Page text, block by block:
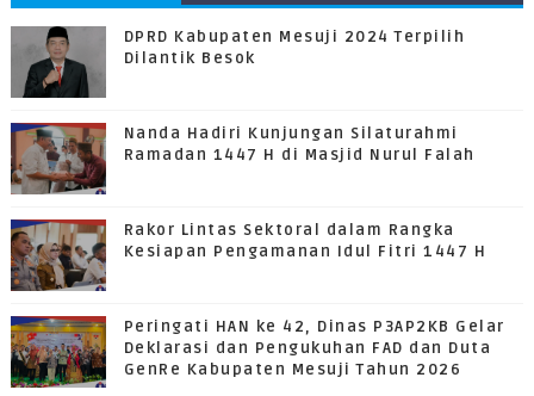
DPRD Kabupaten Mesuji 2024 Terpilih
Dilantik Besok
Nanda Hadiri Kunjungan Silaturahmi
Ramadan 1447 H di Masjid Nurul Falah
Rakor Lintas Sektoral dalam Rangka
Kesiapan Pengamanan Idul Fitri 1447 H
Peringati HAN ke 42, Dinas P3AP2KB Gelar
Deklarasi dan Pengukuhan FAD dan Duta
GenRe Kabupaten Mesuji Tahun 2026